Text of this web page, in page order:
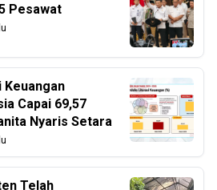
Pesawat
Keuangan
Capai 69,57
Nyaris Setara
Telah